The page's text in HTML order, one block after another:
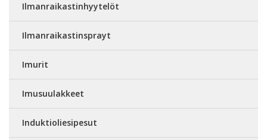
Ilmanraikastinhyytelöt
Ilmanraikastinsprayt
Imurit
Imusuulakkeet
Induktioliesipesut